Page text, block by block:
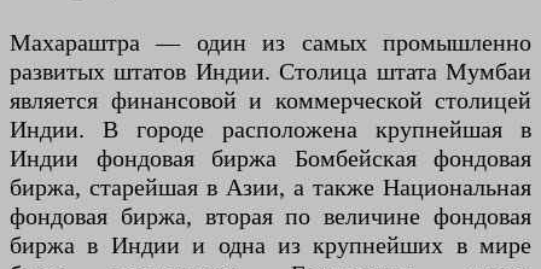
Махараштра — один из самых промышленно
развитых штатов Индии. Столица штата Мумбаи
является финансовой и коммерческой столицей
Индии. В городе расположена крупнейшая в
Индии фондовая биржа Бомбейская фондовая
биржа, старейшая в Азии, а также Национальная
фондовая биржа, вторая по величине фондовая
биржа в Индии и одна из крупнейших в мире